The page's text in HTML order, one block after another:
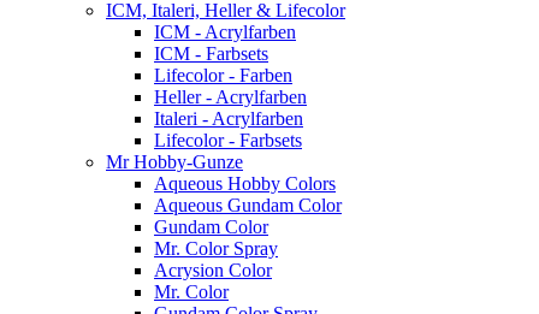
ICM, Italeri, Heller & Lifecolor
ICM - Acrylfarben
ICM - Farbsets
Lifecolor - Farben
Heller - Acrylfarben
Italeri - Acrylfarben
Lifecolor - Farbsets
Mr Hobby-Gunze
Aqueous Hobby Colors
Aqueous Gundam Color
Gundam Color
Mr. Color Spray
Acrysion Color
Mr. Color